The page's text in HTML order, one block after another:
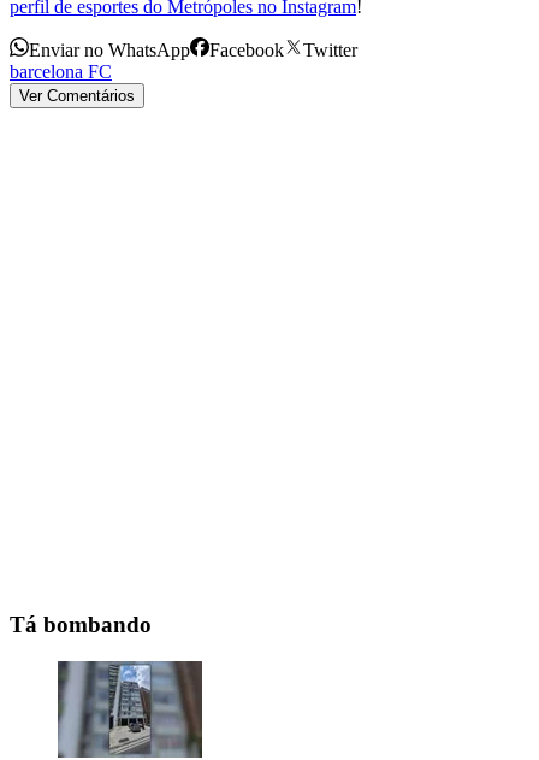
perfil de esportes do Metrópoles no Instagram!
Enviar no WhatsApp Facebook
Twitter
barcelona FC
Ver Comentários
Tá bombando